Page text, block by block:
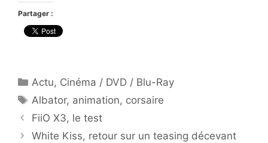
Partager :
Catégories
Actu, Cinéma / DVD / Blu-Ray
Étiquettes
Albator, animation, corsaire
FiiO X3, le test
White Kiss, retour sur un teasing décevant